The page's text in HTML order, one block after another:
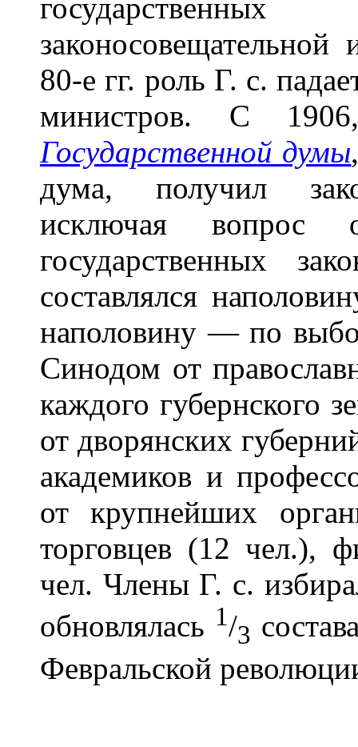
80-е гг. роль Г. с.
министров. С
Государственной думы
дума, получил
исключая вопрос
государственных
составлялся
наполовину — по
Синодом от
каждого губернского
от дворянских
академиков и
от крупнейших
торговцев (12 чел.),
чел. Члены Г. с.
обновлялась 1/3
Февральской